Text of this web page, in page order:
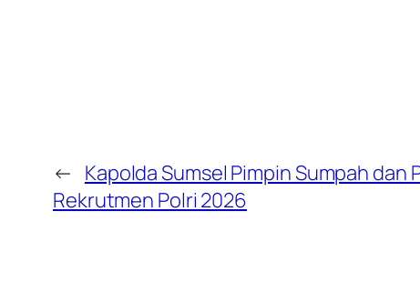
← Kapolda Sumsel Pimpin Sumpah dan
Rekrutmen Polri 2026